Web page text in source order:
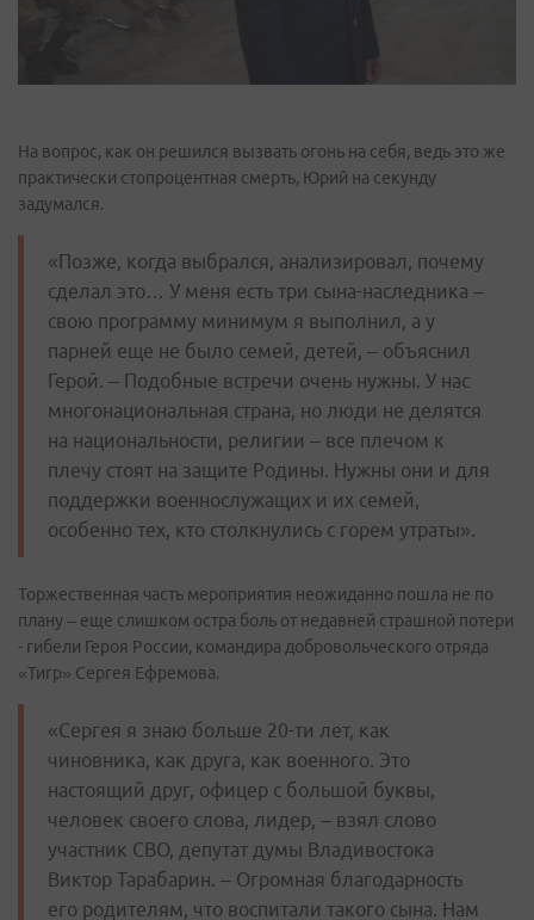
На вопрос, как он решился вызвать огонь на себя, ведь это же
практически стопроцентная смерть, Юрий на секунду
задумался.
«Позже, когда выбрался, анализировал, почему
сделал это… У меня есть три сына-наследника –
свою программу минимум я выполнил, а у
парней еще не было семей, детей, – объяснил
Герой. – Подобные встречи очень нужны. У нас
многонациональная страна, но люди не делятся
на национальности, религии – все плечом к
плечу стоят на защите Родины. Нужны они и для
поддержки военнослужащих и их семей,
особенно тех, кто столкнулись с горем утраты».
Торжественная часть мероприятия неожиданно пошла не по
плану – еще слишком остра боль от недавней страшной потери
- гибели Героя России, командира добровольческого отряда
«Тигр» Сергея Ефремова.
«Сергея я знаю больше 20-ти лет, как
чиновника, как друга, как военного. Это
настоящий друг, офицер с большой буквы,
человек своего слова, лидер, – взял слово
участник СВО, депутат думы Владивостока
Виктор Тарабарин. – Огромная благодарность
его родителям, что воспитали такого сына. Нам